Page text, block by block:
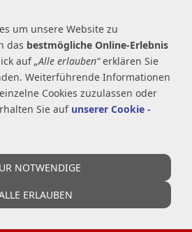
um unsere Website zu
das bestmögliche Online-Erlebnis
auf„Alle erlauben“erklären Sie
Weiterführende Informationen
Cookies zuzulassen oder
Sie auf unserer Cookie -
NOTWENDIGE
ERLAUBEN